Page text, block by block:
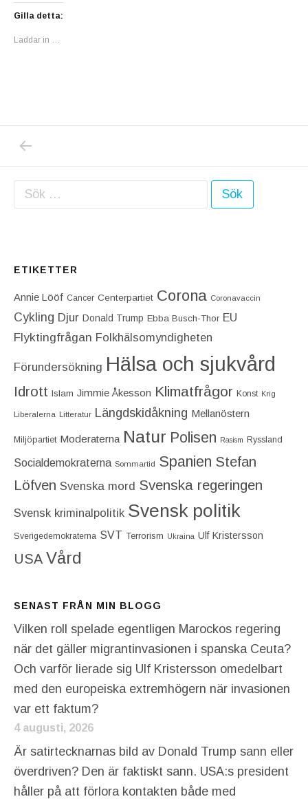
Gilla detta:
Laddar in …
Inläggsnavigering
Sök efter:
ETIKETTER
Annie Lööf Cancer Centerpartiet‎ Corona Coronavaccin
Cykling Djur Donald Trump Ebba Busch-Thor EU
Flyktingfrågan Folkhälsomyndigheten
Förundersökning Hälsa och sjukvård
Idrott Islam Jimmie Åkesson Klimatfrågor Konst Krig
Liberalerna Litteratur Längdskidåkning Mellanöstern
Miljöpartiet Moderaterna Natur Polisen Rasism Ryssland
Socialdemokraterna Sommartid Spanien Stefan
Löfven Svenska mord Svenska regeringen
Svensk kriminalpolitik Svensk politik
Sverigedemokraterna SVT Terrorism Ukraina Ulf Kristersson
USA Vård
SENAST FRÅN MIN BLOGG
Vilken roll spelade egentligen Marockos regering
när det gäller migrantinvasionen i spanska Ceuta?
Och varför lierade sig Ulf Kristersson omedelbart
med den europeiska extremhögern när invasionen
var ett faktum?
4 augusti, 2026
Är satirtecknarnas bild av Donald Trump sann eller
överdriven? Den är faktiskt sann. USA:s president
håller på att förlora kontakten både med